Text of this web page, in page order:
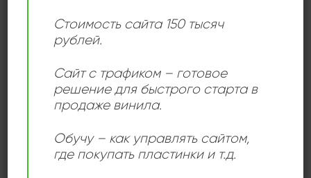
– John Levén : Bass
– Mic Michaeli : Keyboards
Стоимость сайта 150 тысяч
рублей.
Сайт с трафиком – готовое
решение для быстрого старта в
продаже винила.
Обучу – как управлять сайтом,
где покупать пластинки и т.д.